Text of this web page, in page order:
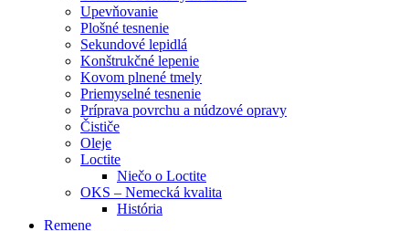
Upevňovanie
Plošné tesnenie
Sekundové lepidlá
Konštrukčné lepenie
Kovom plnené tmely
Priemyselné tesnenie
Príprava povrchu a núdzové opravy
Čističe
Oleje
Loctite
Niečo o Loctite
OKS – Nemecká kvalita
História
Remene